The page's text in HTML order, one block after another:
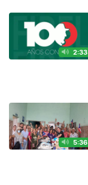
2:33
5:36